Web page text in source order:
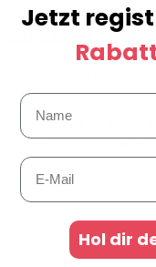
Handy
checken, ob dein
Verbindungen
ist dein Handy
Jetzt
Hol dir